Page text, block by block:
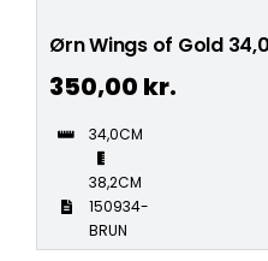
Ørn Wings of Gold
350,00 kr.
34,0CM
38,2CM
150934-
BRUN